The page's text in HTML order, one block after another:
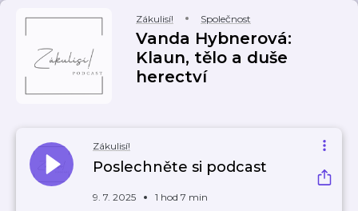
Zákulisí! Společnost
Vanda Hybnerová:
Klaun, tělo a duše
herectví
Zákulisí!
Poslechněte si podcast
9. 7. 2025 1 hod 7 min